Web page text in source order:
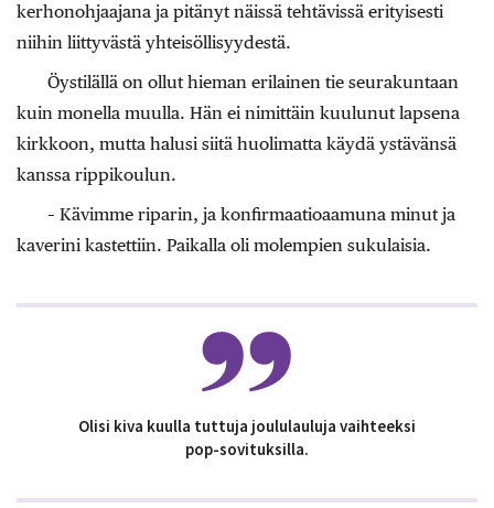
kerhonohjaajana ja pitänyt näissä tehtävissä erityisesti
niihin liittyvästä yhteisöllisyydestä.
Öystilällä on ollut hieman erilainen tie seurakuntaan
kuin monella muulla. Hän ei nimittäin kuulunut lapsena
kirkkoon, mutta halusi siitä huolimatta käydä ystävänsä
kanssa rippikoulun.
– Kävimme riparin, ja konfirmaatioaamuna minut ja
kaverini kastettiin. Paikalla oli molempien sukulaisia.
Olisi kiva kuulla tuttuja joululauluja vaihteeksi
pop-sovituksilla.